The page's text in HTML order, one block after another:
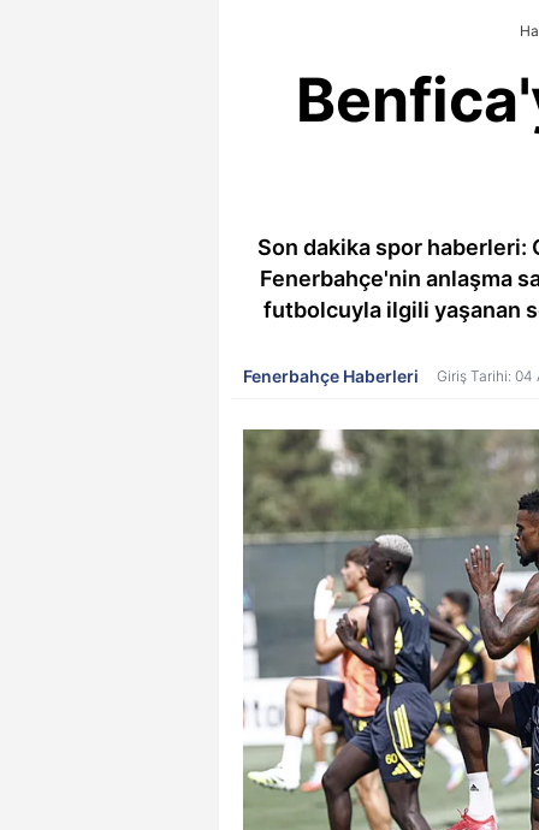
Son dakika spor
Fenerbahçe'nin anlaşma
futbolcuyla ilgili yaşanan
Fenerbahçe Haberleri Giriş Tarihi: 04